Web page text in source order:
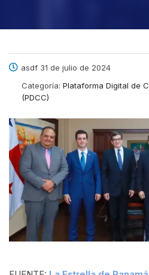
asdf 31 de julio de 2024
Categoría: Plataforma Digital de
(PDCC)